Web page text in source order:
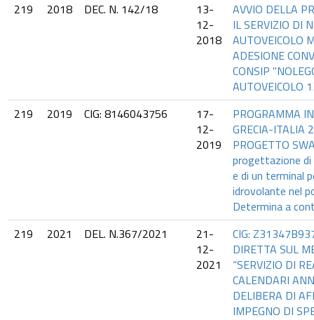
219
2018 DEC. N. 142/18
13-
12-
2018
AVVIO DELLA
IL SERVIZIO DI
AUTOVEICOLO
ADESIONE
CONSIP
AUTOVEICOLO
219
2019 CIG: 8146043756
17-
12-
2019
PROGRAMMA
GRECIA-ITALIA
PROGETTO
progettazione di
e di un terminal
idrovolante nel
Determina a
219
2021 DEL. N.367/2021
21-
12-
2021
CIG:
DIRETTA SUL
“SERVIZIO DI
CALENDARI
DELIBERA DI
IMPEGNO DI